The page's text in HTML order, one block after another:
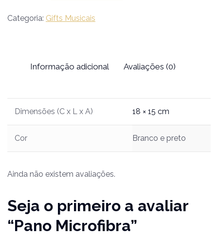
Categoria: Gifts Musicais
Informação adicional Avaliações (0)
Dimensões (C x L x A) 18 × 15 cm
Cor Branco e preto
Ainda não existem avaliações.
Seja o primeiro a avaliar
“Pano Microfibra”